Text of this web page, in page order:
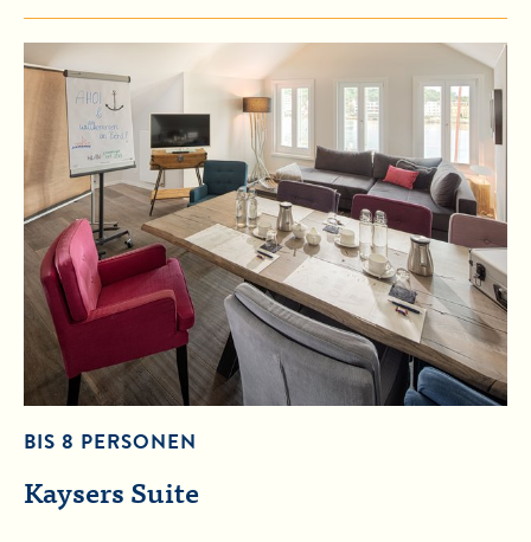
BIS 8 PERSONEN
Kaysers Suite